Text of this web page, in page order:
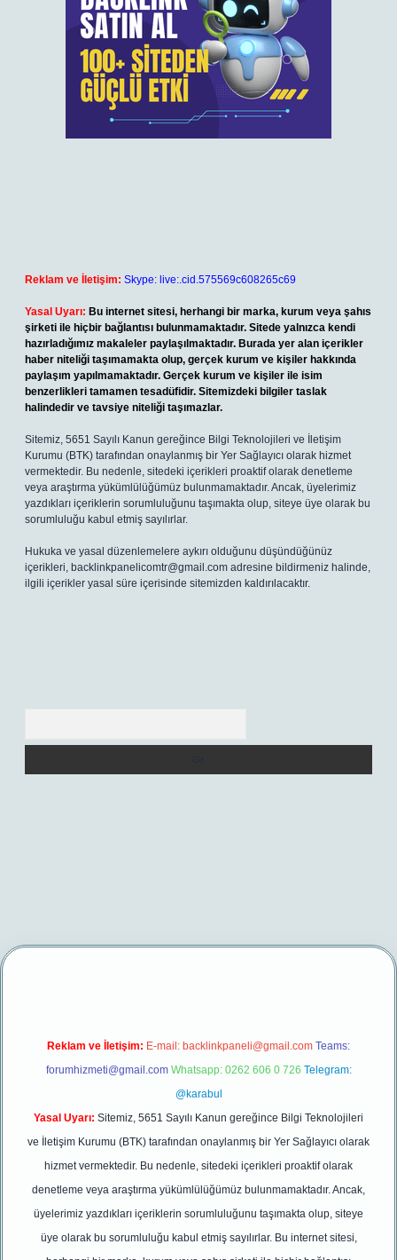
Reklam ve İletişim: Skype: live:.cid.575569c608265c69
Yasal Uyarı: Bu internet sitesi, herhangi bir marka, kurum veya şahıs
şirketi ile hiçbir bağlantısı bulunmamaktadır. Sitede yalnızca kendi
hazırladığımız makaleler paylaşılmaktadır. Burada yer alan içerikler
haber niteliği taşımamakta olup, gerçek kurum ve kişiler hakkında
paylaşım yapılmamaktadır. Gerçek kurum ve kişiler ile isim
benzerlikleri tamamen tesadüfidir. Sitemizdeki bilgiler taslak
halindedir ve tavsiye niteliği taşımazlar.
Sitemiz, 5651 Sayılı Kanun gereğince Bilgi Teknolojileri ve İletişim
Kurumu (BTK) tarafından onaylanmış bir Yer Sağlayıcı olarak hizmet
vermektedir. Bu nedenle, sitedeki içerikleri proaktif olarak denetleme
veya araştırma yükümlülüğümüz bulunmamaktadır. Ancak, üyelerimiz
yazdıkları içeriklerin sorumluluğunu taşımakta olup, siteye üye olarak bu
sorumluluğu kabul etmiş sayılırlar.
Hukuka ve yasal düzenlemelere aykırı olduğunu düşündüğünüz
içerikleri, backlinkpanelicomtr@gmail.com adresine bildirmeniz halinde,
ilgili içerikler yasal süre içerisinde sitemizden kaldırılacaktır.
betexper yeni giriş
Reklam ve İletişim: E-mail: backlinkpaneli@gmail.com Teams:
forumhizmeti@gmail.com Whatsapp: 0262 606 0 726 Telegram:
@karabul
Yasal Uyarı: Sitemiz, 5651 Sayılı Kanun gereğince Bilgi Teknolojileri
ve İletişim Kurumu (BTK) tarafından onaylanmış bir Yer Sağlayıcı olarak
hizmet vermektedir. Bu nedenle, sitedeki içerikleri proaktif olarak
denetleme veya araştırma yükümlülüğümüz bulunmamaktadır. Ancak,
üyelerimiz yazdıkları içeriklerin sorumluluğunu taşımakta olup, siteye
üye olarak bu sorumluluğu kabul etmiş sayılırlar. Bu internet sitesi,